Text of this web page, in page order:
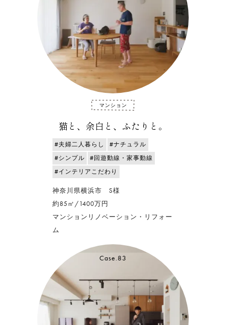
マンション
猫と、余白と、ふたりと。
#夫婦二人暮らし
#ナチュラル
#シンプル
#回遊動線・家事動線
#インテリアこだわり
神奈川県横浜市 S様
約85㎡/1400万円
マンションリノベーション・リフォー
ム
Case.83